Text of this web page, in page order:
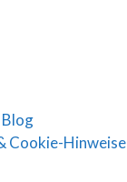
Cookie-Hinweise